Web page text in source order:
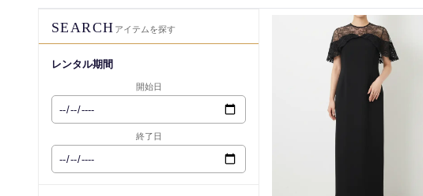
SEARCH アイテムを探す
レンタル期間
開始日
終了日